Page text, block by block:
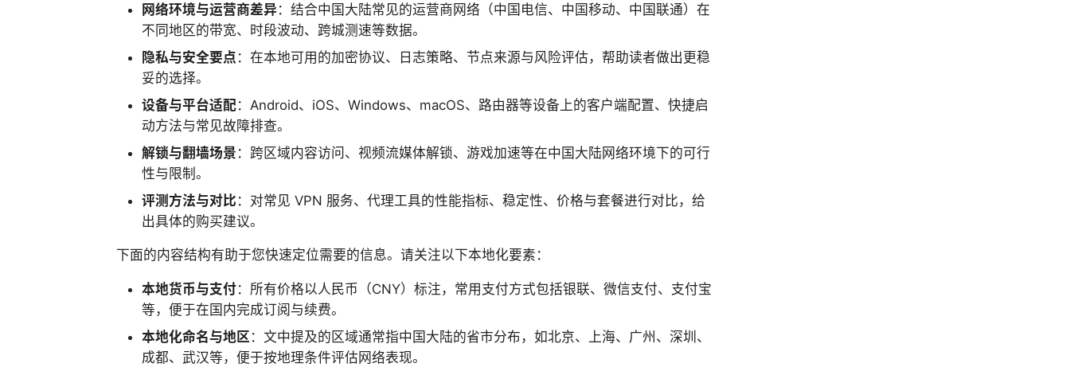
网络环境与运营商差异 ：结合中国大陆常见的运营商网络（中国电信、中国移动、中国联通）在
不同地区的带宽、时段波动、跨城测速等数据。
隐私与安全要点 ：在本地可用的加密协议、日志策略、节点来源与风险评估，帮助读者做出更稳
妥的选择。
设备与平台适配：Android、iOS、Windows、macOS、路由器等设备上的客户端配置、快捷启
动方法与常见故障排查。
解锁与翻墙场景 ：跨区域内容访问、视频流媒体解锁、游戏加速等在中国大陆网络环境下的可行
性与限制。
评测方法与对比 ：对常见 VPN 服务、代理工具的性能指标、稳定性、价格与套餐进行对比，给
出具体的购买建议。
下面的内容结构有助于您快速定位需要的信息。请关注以下本地化要素：
本地货币与支付：所有价格以人民币（CNY）标注，常用支付方式包括银联、微信支付、支付宝
等，便于在国内完成订阅与续费。
本地化命名与地区 ：文中提及的区域通常指中国大陆的省市分布，如北京、上海、广州、深圳、
成都、武汉等，便于按地理条件评估网络表现。